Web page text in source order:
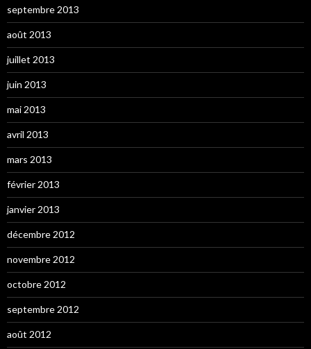
septembre 2013
août 2013
juillet 2013
juin 2013
mai 2013
avril 2013
mars 2013
février 2013
janvier 2013
décembre 2012
novembre 2012
octobre 2012
septembre 2012
août 2012